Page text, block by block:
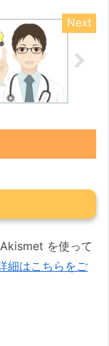
を使って
細はこちらをご